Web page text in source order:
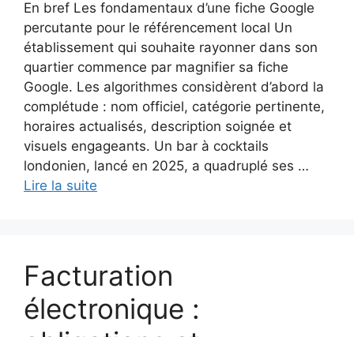
En bref Les fondamentaux d’une fiche Google
percutante pour le référencement local Un
établissement qui souhaite rayonner dans son
quartier commence par magnifier sa fiche
Google. Les algorithmes considèrent d’abord la
complétude : nom officiel, catégorie pertinente,
horaires actualisés, description soignée et
visuels engageants. Un bar à cocktails
londonien, lancé en 2025, a quadruplé ses …
Lire la suite
Facturation
électronique :